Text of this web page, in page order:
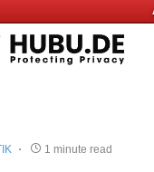
1 minute read